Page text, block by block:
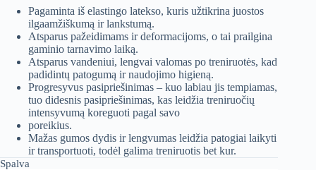
Pagaminta iš elastingo latekso, kuris užtikrina juostos
ilgaamžiškumą ir lankstumą.
Atsparus pažeidimams ir deformacijoms, o tai prailgina
gaminio tarnavimo laiką.
Atsparus vandeniui, lengvai valomas po treniruotės, kad
padidintų patogumą ir naudojimo higieną.
Progresyvus pasipriešinimas – kuo labiau jis tempiamas,
tuo didesnis pasipriešinimas, kas leidžia treniruočių
intensyvumą koreguoti pagal savo
poreikius.
Mažas gumos dydis ir lengvumas leidžia patogiai laikyti
ir transportuoti, todėl galima treniruotis bet kur.
Spalva